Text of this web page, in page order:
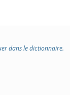
dans le dictionnaire.